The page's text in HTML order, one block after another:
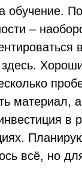
обучение.
–
материал,
в
всё, но